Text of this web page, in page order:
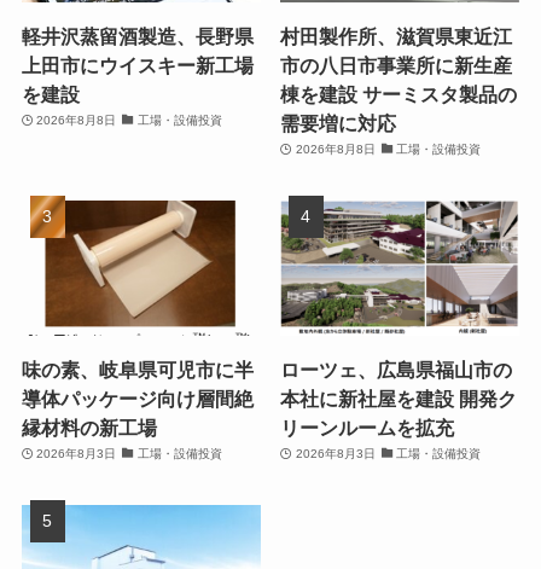
軽井沢蒸留酒製造、長野県
上田市にウイスキー新工場
を建設
2026年8月8日 工場・設備投資
村田製作所、滋賀県東近江
市の八日市事業所に新生産
棟を建設 サーミスタ製品の
需要増に対応
2026年8月8日 工場・設備投資
味の素、岐阜県可児市に半
導体パッケージ向け層間絶
縁材料の新工場
2026年8月3日 工場・設備投資
ローツェ、広島県福山市の
本社に新社屋を建設 開発ク
リーンルームを拡充
2026年8月3日 工場・設備投資